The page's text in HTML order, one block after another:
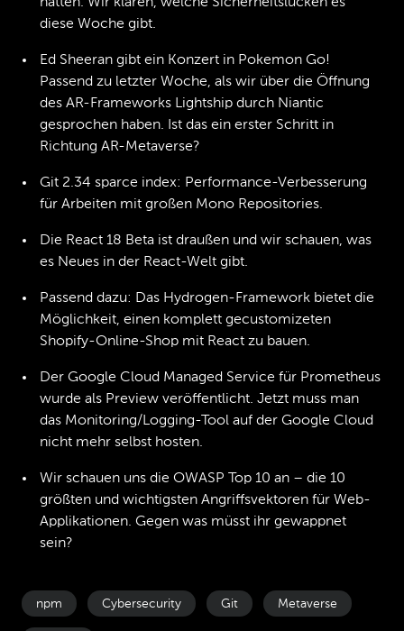
diese Woche gibt.
Ed Sheeran gibt ein Konzert in Pokemon Go!
Passend zu letzter Woche, als wir über die Öffnung
des AR-Frameworks Lightship durch Niantic
gesprochen haben. Ist das ein erster Schritt in
Richtung AR-Metaverse?
Git 2.34 sparce index: Performance-Verbesserung
für Arbeiten mit großen Mono Repositories.
Die React 18 Beta ist draußen und wir schauen, was
es Neues in der React-Welt gibt.
Passend dazu: Das Hydrogen-Framework bietet die
Möglichkeit, einen komplett gecustomizeten
Shopify-Online-Shop mit React zu bauen.
Der Google Cloud Managed Service für Prometheus
wurde als Preview veröffentlicht. Jetzt muss man
das Monitoring/Logging-Tool auf der Google Cloud
nicht mehr selbst hosten.
Wir schauen uns die OWASP Top 10 an – die 10
größten und wichtigsten Angriffsvektoren für Web-
Applikationen. Gegen was müsst ihr gewappnet
sein?
npm Cybersecurity Git Metaverse